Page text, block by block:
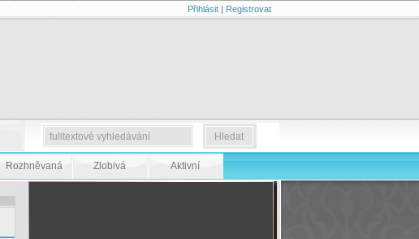
Přihlásit| Registrovat
Rozhněvaná Zlobivá Aktivní